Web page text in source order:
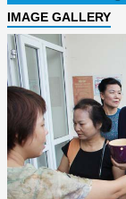
IMAGE GALLERY